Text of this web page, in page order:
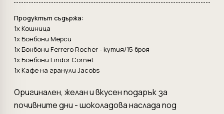
Продуктът съдържа:
1x Кошница
1x Бонбони Мерси
1x Бонбони Ferrero Rocher - кутия/15 броя
1x Бонбони Lindor Cornet
1x Кафе на гранули Jacobs
Оригинален, желан и вкусен подарък за
почивните дни - шоколадова наслада под